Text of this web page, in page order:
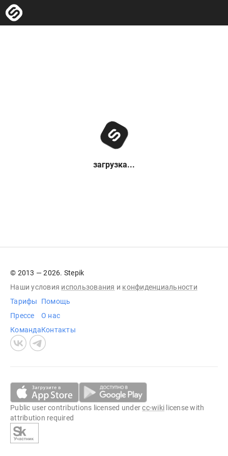
загрузка...
© 2013 — 2026. Stepik
Наши условия использования и конфиденциальности
Тарифы
Прессе
Команда
Помощь
О нас
Контакты
Public user contributions licensed undercc-wiki license with
attribution required